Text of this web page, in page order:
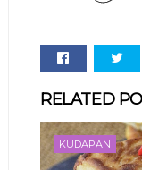
RELATED
KUDAPAN